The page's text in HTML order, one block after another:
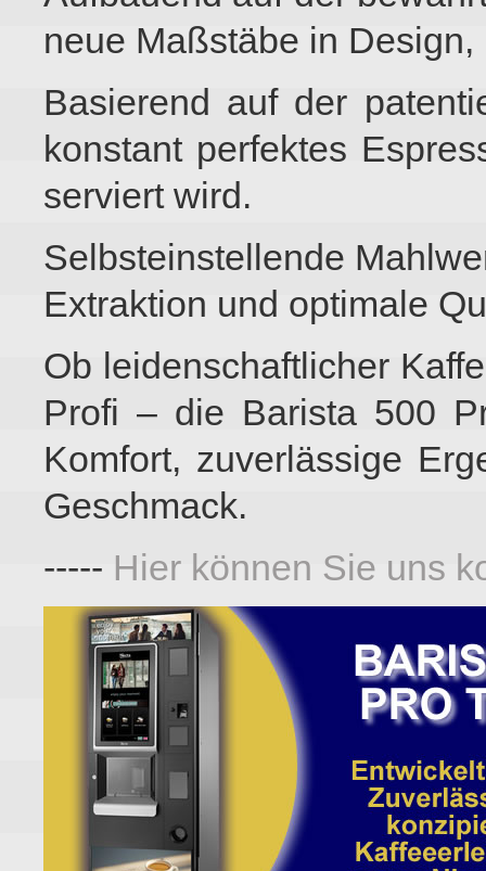
neue Maßstäbe in
Basierend auf der
konstant perfektes
serviert wird.
Selbsteinstellende
Extraktion und optimale
Ob leidenschaftlicher
Profi – die Barista 500
Komfort, zuverlässige
Geschmack.
----- Hier können Sie uns